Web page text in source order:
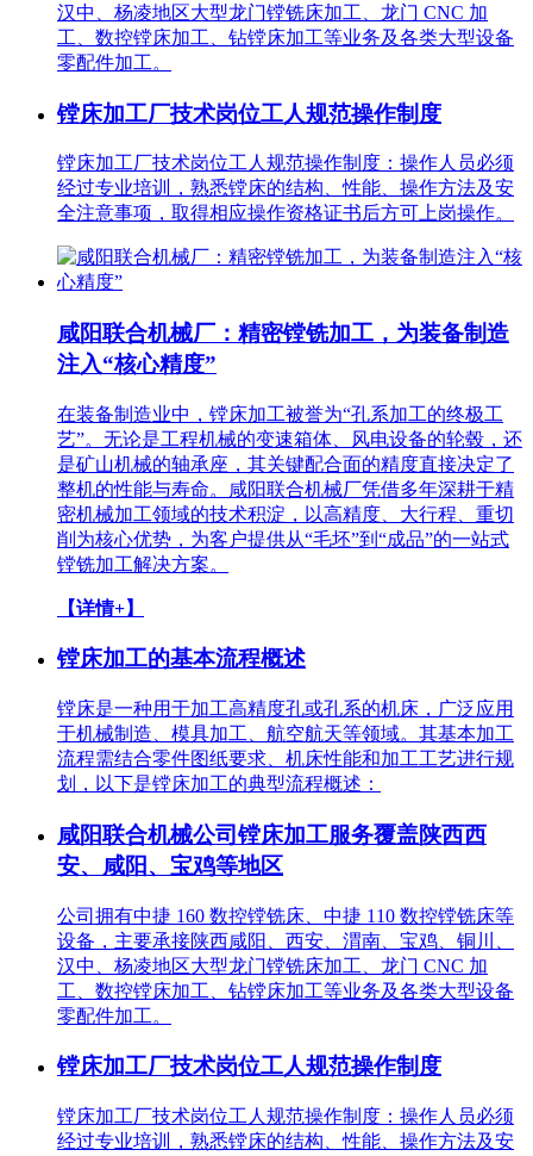
汉中、杨凌地区大型龙门镗铣床加工、龙门 CNC 加
工、数控镗床加工、钻镗床加工等业务及各类大型设备
零配件加工。
镗床加工厂技术岗位工人规范操作制度
镗床加工厂技术岗位工人规范操作制度：操作人员必须
经过专业培训，熟悉镗床的结构、性能、操作方法及安
全注意事项，取得相应操作资格证书后方可上岗操作。
咸阳联合机械厂：精密镗铣加工，为装备制造
注入“核心精度”
在装备制造业中，镗床加工被誉为“孔系加工的终极工
艺”。无论是工程机械的变速箱体、风电设备的轮毂，还
是矿山机械的轴承座，其关键配合面的精度直接决定了
整机的性能与寿命。咸阳联合机械厂凭借多年深耕于精
密机械加工领域的技术积淀，以高精度、大行程、重切
削为核心优势，为客户提供从“毛坯”到“成品”的一站式
镗铣加工解决方案。
【详情+】
镗床加工的基本流程概述
镗床是一种用于加工高精度孔或孔系的机床，广泛应用
于机械制造、模具加工、航空航天等领域。其基本加工
流程需结合零件图纸要求、机床性能和加工工艺进行规
划，以下是镗床加工的典型流程概述：
咸阳联合机械公司镗床加工服务覆盖陕西西
安、咸阳、宝鸡等地区
公司拥有中捷 160 数控镗铣床、中捷 110 数控镗铣床等
设备，主要承接陕西咸阳、西安、渭南、宝鸡、铜川、
汉中、杨凌地区大型龙门镗铣床加工、龙门 CNC 加
工、数控镗床加工、钻镗床加工等业务及各类大型设备
零配件加工。
镗床加工厂技术岗位工人规范操作制度
镗床加工厂技术岗位工人规范操作制度：操作人员必须
经过专业培训，熟悉镗床的结构、性能、操作方法及安